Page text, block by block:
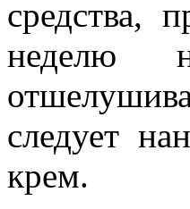
средства,
неделю
следует
крем.